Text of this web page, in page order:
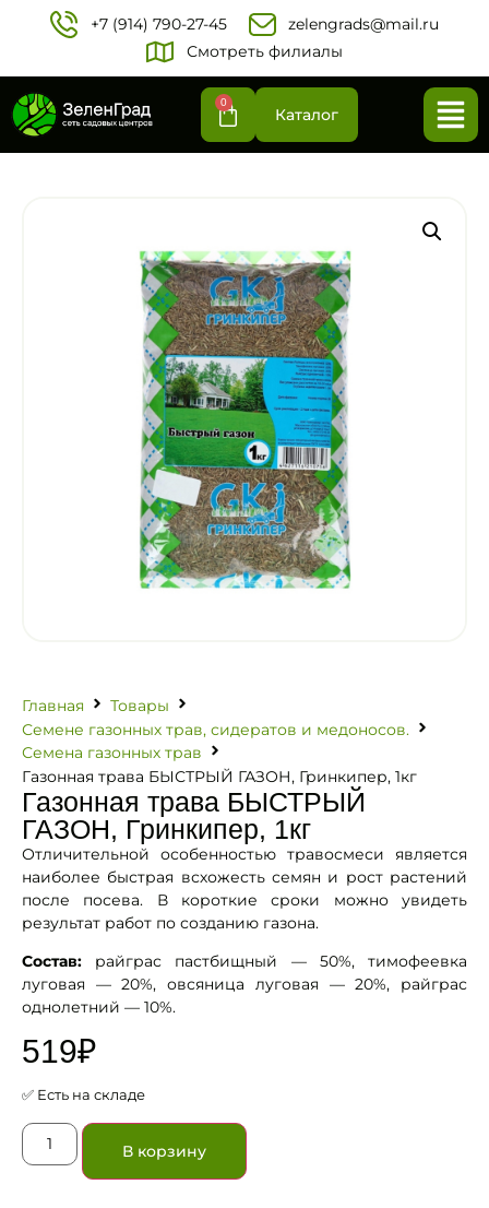
+7 (914) 790-27-45‬
zelengrads@mail.ru
Смотреть филиалы
0
Каталог
Главная
Товары
Семене газонных трав, сидератов и медоносов.
Семена газонных трав
Газонная трава БЫСТРЫЙ ГАЗОН, Гринкипер, 1кг
Газонная трава БЫСТРЫЙ
ГАЗОН, Гринкипер, 1кг
Отличительной особенностью травосмеси является
наиболее быстрая всхожесть семян и рост растений
после посева. В короткие сроки можно увидеть
результат работ по созданию газона.
Состав: райграс пастбищный — 50%, тимофеевка
луговая — 20%, овсяница луговая — 20%, райграс
однолетний — 10%.
519₽
✅ Есть на складе
В корзину